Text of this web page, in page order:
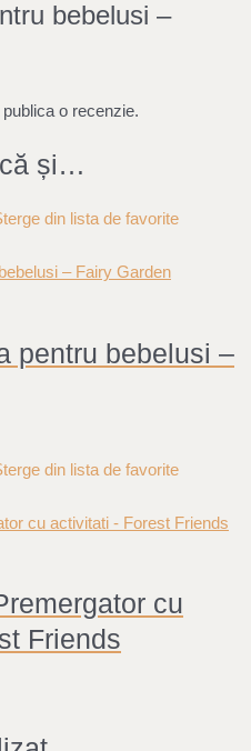
bebelusi –
publica o recenzie.
și…
din lista de favorite
pentru bebelusi –
din lista de favorite
cu
Friends